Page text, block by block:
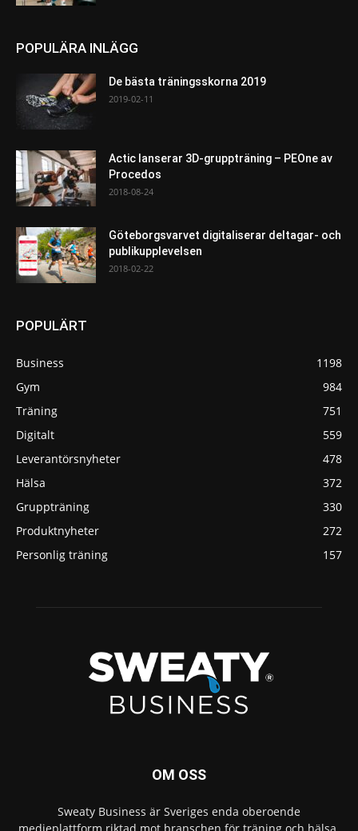
POPULÄRA INLÄGG
De bästa träningsskorna 2019
2019-02-11
Actic lanserar 3D-gruppträning – PEOne av
Procedos
2018-08-24
Göteborgsvarvet digitaliserar deltagar- och
publikupplevelsen
2018-02-22
POPULÄRT
Business
1198
Gym
984
Träning
751
Digitalt
559
Leverantörsnyheter
478
Hälsa
372
Gruppträning
330
Produktnyheter
272
Personlig träning
157
OM OSS
Sweaty Business är Sveriges enda oberoende